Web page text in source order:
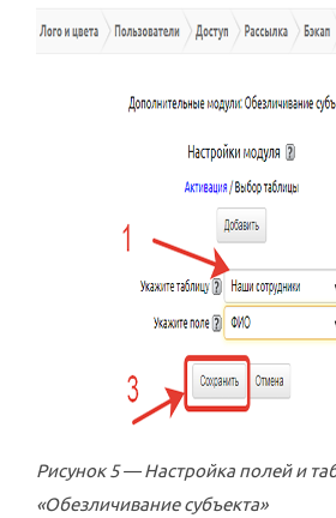
Рисунок 5 — Настройка полей и
«Обезличивание субъекта»